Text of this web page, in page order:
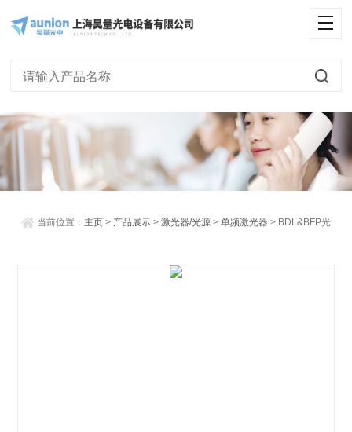
当前位置： 主页 > 产品展示 >激光器/光源 >单频激光器 > BDL&BFP光